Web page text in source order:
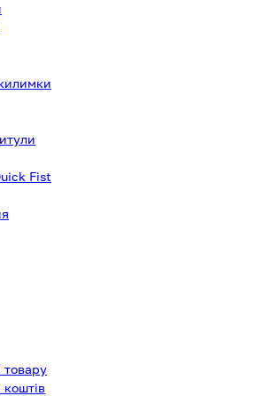
Fist